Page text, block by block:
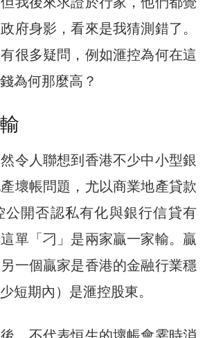
府身影，看來是我猜測錯了。
很多疑問，例如滙控為何在這
為何那麼高？
令人聯想到香港不少中小型銀
壞帳問題，尤以商業地產貸款
公開否認私有化與銀行信貸有
單「刁」是兩家贏一家輸。贏
一個贏家是香港的金融行業穩
短期內）是滙控股東。